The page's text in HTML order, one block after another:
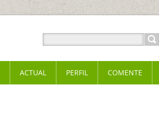
ACTUAL PERFIL COMENTE